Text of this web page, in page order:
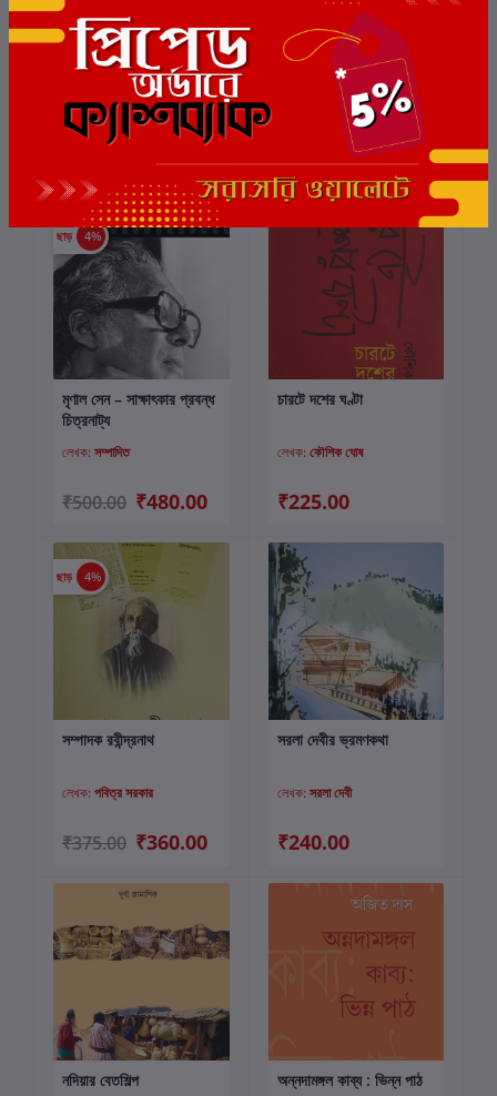
কার্টে যোগ করুন
ঘুমিয়ে পড়া স্বপ্ন
লেখক:পাত্রিক মদিয়ানো
কার্টে যোগ করুন
উনিশ ও বিশ শতকের বাংলা :
বহুমাত্রিক আধারে
সম্পাদিত
₹300.00
ছাড় 4%
কার্টে যোগ করুন
মৃণাল সেন – সাক্ষাৎকার প্রবন্ধ
চিত্রনাট্য
লেখক: সম্পাদিত
₹500.00 ₹480.00
কার্টে যোগ করুন
চারটে দশের ঘণ্টা
লেখক: কৌশিক ঘোষ
₹225.00
ছাড় 4%
কার্টে যোগ করুন
সম্পাদক রবীন্দ্রনাথ
লেখক: পবিত্র সরকার
₹375.00 ₹360.00
কার্টে যোগ করুন
সরলা দেবীর ভ্রমণকথা
লেখক: সরলা দেবী
₹240.00
কার্টে যোগ করুন
নদিয়ার বেতশিল্প কার্টে যোগ করুন
অন্নদামঙ্গল কাব্য : ভিন্ন পাঠ